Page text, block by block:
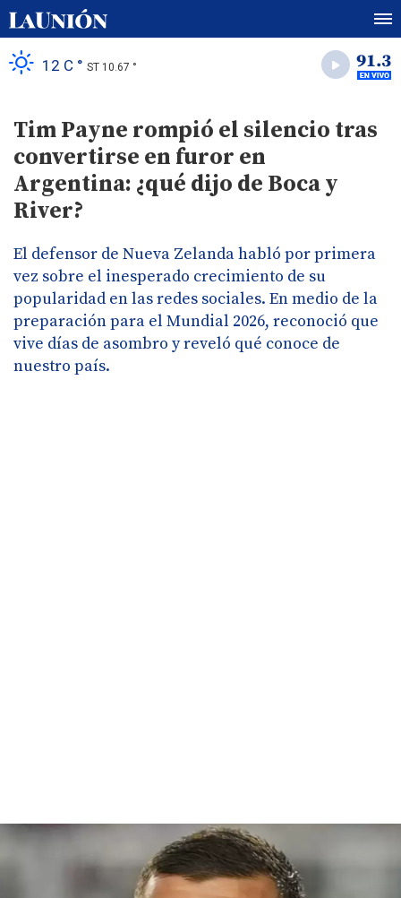
12 C ° ST 10.67 °
Tim Payne rompió el silencio tras
convertirse en furor en
Argentina: ¿qué dijo de Boca y
River?
El defensor de Nueva Zelanda habló por primera
vez sobre el inesperado crecimiento de su
popularidad en las redes sociales. En medio de la
preparación para el Mundial 2026, reconoció que
vive días de asombro y reveló qué conoce de
nuestro país.